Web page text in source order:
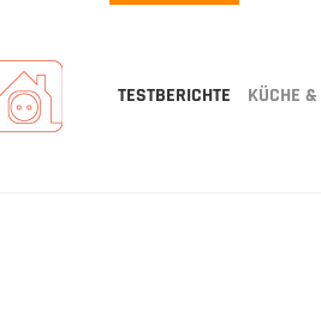
TESTBERICHTE KÜCHE